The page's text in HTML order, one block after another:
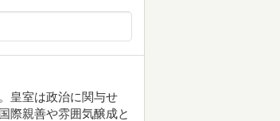
皇室は政治に関与せ
際親善や雰囲気醸成と